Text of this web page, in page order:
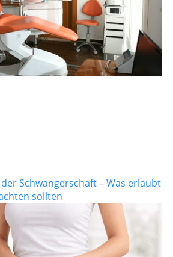
Schwangerschaft – Was erlaubt
sollten